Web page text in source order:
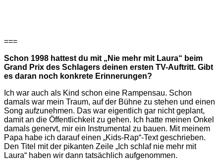
===
Schon 1998 hattest du mit „Nie mehr mit Laura“ beim
Grand Prix des Schlagers deinen ersten TV-Auftritt. Gibt
es daran noch konkrete Erinnerungen?
Ich war auch als Kind schon eine Rampensau. Schon
damals war mein Traum, auf der Bühne zu stehen und einen
Song aufzunehmen. Das war eigentlich gar nicht geplant,
damit an die Öffentlichkeit zu gehen. Ich hatte meinen Onkel
damals genervt, mir ein Instrumental zu bauen. Mit meinem
Papa habe ich darauf einen „Kids-Rap“-Text geschrieben.
Den Titel mit der pikanten Zeile „Ich schlaf nie mehr mit
Laura“ haben wir dann tatsächlich aufgenommen.